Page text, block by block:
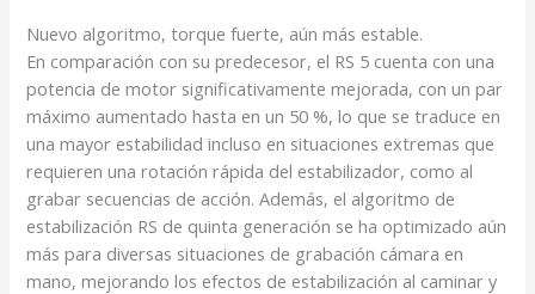
Nuevo algoritmo, torque fuerte, aún más estable.
En comparación con su predecesor, el RS 5 cuenta con una
potencia de motor significativamente mejorada, con un par
máximo aumentado hasta en un 50 %, lo que se traduce en
una mayor estabilidad incluso en situaciones extremas que
requieren una rotación rápida del estabilizador, como al
grabar secuencias de acción. Además, el algoritmo de
estabilización RS de quinta generación se ha optimizado aún
más para diversas situaciones de grabación cámara en
mano, mejorando los efectos de estabilización al caminar y